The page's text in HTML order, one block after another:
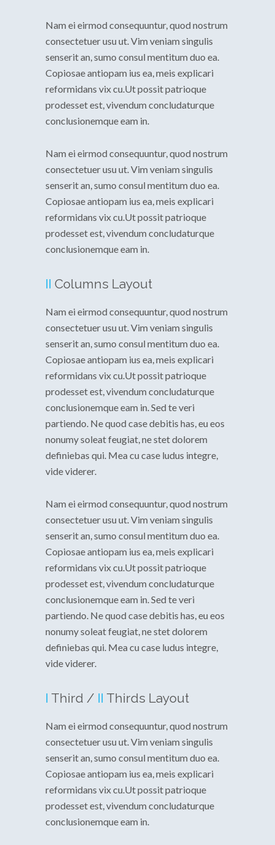
Nam ei eirmod consequuntur, quod nostrum
consectetuer usu ut. Vim veniam singulis
senserit an, sumo consul mentitum duo ea.
Copiosae antiopam ius ea, meis explicari
reformidans vix cu.Ut possit patrioque
prodesset est, vivendum concludaturque
conclusionemque eam in.
Nam ei eirmod consequuntur, quod nostrum
consectetuer usu ut. Vim veniam singulis
senserit an, sumo consul mentitum duo ea.
Copiosae antiopam ius ea, meis explicari
reformidans vix cu.Ut possit patrioque
prodesset est, vivendum concludaturque
conclusionemque eam in.
II Columns Layout
Nam ei eirmod consequuntur, quod nostrum
consectetuer usu ut. Vim veniam singulis
senserit an, sumo consul mentitum duo ea.
Copiosae antiopam ius ea, meis explicari
reformidans vix cu.Ut possit patrioque
prodesset est, vivendum concludaturque
conclusionemque eam in. Sed te veri
partiendo. Ne quod case debitis has, eu eos
nonumy soleat feugiat, ne stet dolorem
definiebas qui. Mea cu case ludus integre,
vide viderer.
Nam ei eirmod consequuntur, quod nostrum
consectetuer usu ut. Vim veniam singulis
senserit an, sumo consul mentitum duo ea.
Copiosae antiopam ius ea, meis explicari
reformidans vix cu.Ut possit patrioque
prodesset est, vivendum concludaturque
conclusionemque eam in. Sed te veri
partiendo. Ne quod case debitis has, eu eos
nonumy soleat feugiat, ne stet dolorem
definiebas qui. Mea cu case ludus integre,
vide viderer.
I Third / II Thirds Layout
Nam ei eirmod consequuntur, quod nostrum
consectetuer usu ut. Vim veniam singulis
senserit an, sumo consul mentitum duo ea.
Copiosae antiopam ius ea, meis explicari
reformidans vix cu.Ut possit patrioque
prodesset est, vivendum concludaturque
conclusionemque eam in.